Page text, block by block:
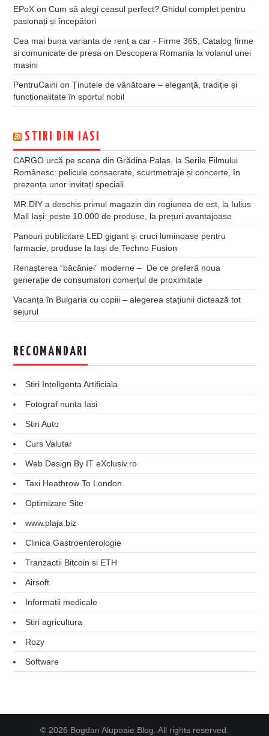
EPoX onCum să alegi ceasul perfect? Ghidul complet pentru
pasionați și începători
Cea mai buna varianta de rent a car - Firme 365, Catalog firme
si comunicate de presa on Descopera Romania la volanul unei
masini
PentruCaini onȚinutele de vânătoare – eleganță, tradiție și
funcționalitate în sportul nobil
STIRI DIN IASI
CARGO urcă pe scena din Grădina Palas, la Serile Filmului
Românesc: pelicule consacrate, scurtmetraje și concerte, în
prezența unor invitați speciali
MR.DIY a deschis primul magazin din regiunea de est, la Iulius
Mall Iași: peste 10.000 de produse, la prețuri avantajoase
Panouri publicitare LED gigant şi cruci luminoase pentru
farmacie, produse la Iaşi de Techno Fusion
Renașterea “băcăniei” moderne – De ce preferă noua
generație de consumatori comerțul de proximitate
Vacanța în Bulgaria cu copiii – alegerea stațiunii dictează tot
sejurul
RECOMANDARI
Stiri Inteligenta Artificiala
Fotograf nunta Iasi
Stiri Auto
Curs Valutar
Web Design By IT eXclusiv.ro
Taxi Heathrow To London
Optimizare Site
www.plaja.biz
Clinica Gastroenterologie
Tranzactii Bitcoin si ETH
Airsoft
Informatii medicale
Stiri agricultura
Rozy
Software
© 2026 Bogdan Alupoaie Blog. All rights reserved.